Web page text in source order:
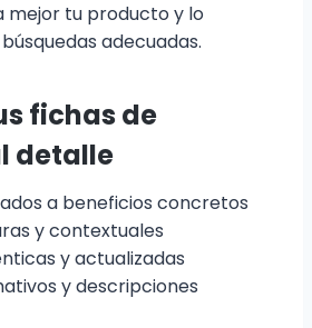
mejor tu producto y lo
adecuadas.
fichas de
detalle
a beneficios concretos
y contextuales
y actualizadas
y descripciones